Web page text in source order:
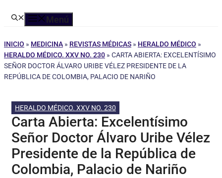
Menú
INICIO » MEDICINA » REVISTAS MÉDICAS » HERALDO MÉDICO »
HERALDO MÉDICO. XXV NO. 230 » CARTA ABIERTA: EXCELENTÍSIMO
SEÑOR DOCTOR ÁLVARO URIBE VÉLEZ PRESIDENTE DE LA
REPÚBLICA DE COLOMBIA, PALACIO DE NARIÑO
HERALDO MÉDICO. XXV NO. 230
Carta Abierta: Excelentísimo
Señor Doctor Álvaro Uribe Vélez
Presidente de la República de
Colombia, Palacio de Nariño